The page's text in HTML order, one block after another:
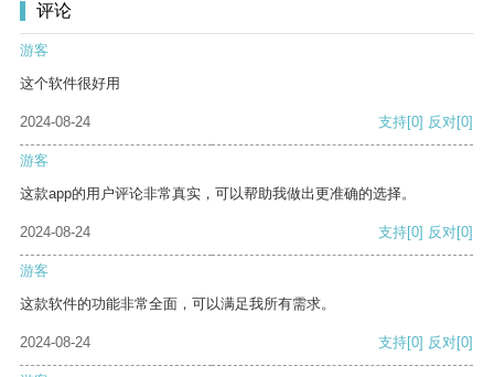
评论
游客
这个软件很好用
2024-08-24 支持[0] 反对[0]
游客
这款app的用户评论非常真实，可以帮助我做出更准确的选择。
2024-08-24 支持[0] 反对[0]
游客
这款软件的功能非常全面，可以满足我所有需求。
2024-08-24 支持[0] 反对[0]